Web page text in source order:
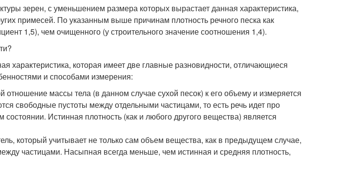
зерен, с уменьшением размера которых вырастает данная характеристика,
примесей. По указанным выше причинам плотность речного песка как
1,5), чем очищенного (у строительного значение соотношения 1,4).
характеристика, которая имеет две главные разновидности, отличающиеся
и способами измерения:
отношение массы тела (в данном случае сухой песок) к его объему и измеряется
свободные пустоты между отдельными частицами, то есть речь идет про
состоянии. Истинная плотность (как и любого другого вещества) является
который учитывает не только сам объем вещества, как в предыдущем случае,
частицами. Насыпная всегда меньше, чем истинная и средняя плотность,